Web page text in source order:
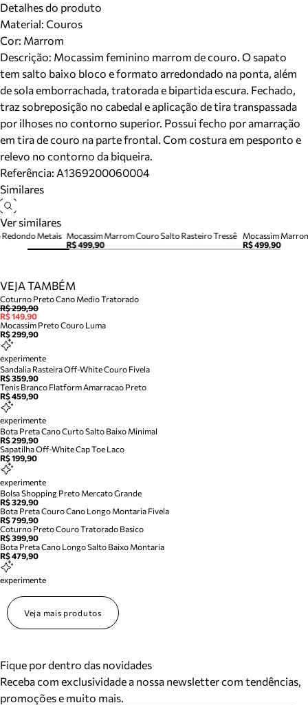
Detalhes do produto
Material: Couros
Cor: Marrom
Descrição: Mocassim feminino marrom de couro. O sapato
tem salto baixo bloco e formato arredondado na ponta, além
de sola emborrachada, tratorada e bipartida escura. Fechado,
traz sobreposição no cabedal e aplicação de tira transpassada
por ilhoses no contorno superior. Possui fecho por amarração
em tira de couro na parte frontal. Com costura em pesponto e
relevo no contorno da biqueira.
Referência: A1369200060004
Similares
Ver similares
Mocassim Marrom Couro Salto Rasteiro Tressê
R$ 499,90
Mocassim
R$ 499,90
Metais
VEJA TAMBÉM
Coturno Preto Cano Medio Tratorado
R$ 299,90
R$ 149,90
Mocassim Preto Couro Luma
R$ 299,90
experimente
Sandalia Rasteira Off-White Couro Fivela
R$ 359,90
Tenis Branco Flatform Amarracao Preto
R$ 459,90
experimente
Bota Preta Cano Curto Salto Baixo Minimal
R$ 299,90
Sapatilha Off-White Cap Toe Laco
R$ 199,90
experimente
Bolsa Shopping Preto Mercato Grande
R$ 329,90
Bota Preta Couro Cano Longo Montaria Fivela
R$ 799,90
Coturno Preto Couro Tratorado Basico
R$ 399,90
Bota Preta Cano Longo Salto Baixo Montaria
R$ 479,90
experimente
Veja mais produtos
Fique por dentro das novidades
Receba com exclusividade a nossa newsletter com tendências,
promoções e muito mais.